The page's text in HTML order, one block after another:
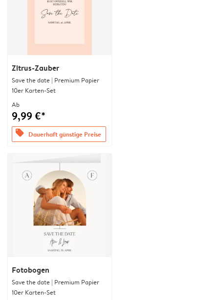
Zitrus-Zauber
Save the date | Premium Papier
10er Karten-Set
Ab
9,99 €*
offers Dauerhaft günstige Preise
Fotobogen
Save the date | Premium Papier
10er Karten-Set